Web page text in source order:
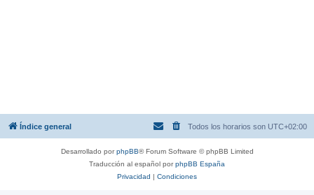
Índice general Todos los horarios son UTC+02:00
Desarrollado porphpBB® Forum Software © phpBB Limited
Traducción al español porphpBB España
Privacidad | Condiciones